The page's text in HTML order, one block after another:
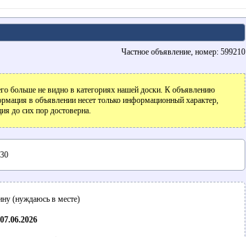
Частное объявление, номер: 599210
больше не видно в категориях нашей доски. К объявлению
в объявлении несет только информационный характер,
до сих пор достоверна.
(нуждаюсь в месте)
07.06.2026